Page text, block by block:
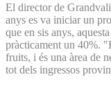
El director de
anys es va iniciar un
que en sis anys,
pràcticament un 40%.
fruits, i és una àrea de
tot dels ingressos